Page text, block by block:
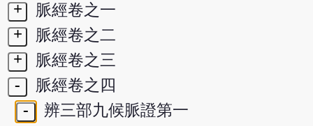
+
脈經卷之一
+
脈經卷之二
+
脈經卷之三
-
脈經卷之四
-
辨三部九候脈證第一